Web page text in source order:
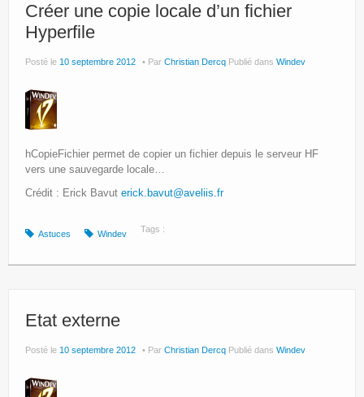
Site Principal
Politique de confidentialité
Créer une copie locale d’un fichier
Hyperfile
Posté le 10 septembre 2012 Par Christian Dercq Publié dans Windev
hCopieFichier permet de copier un fichier depuis le serveur HF
vers une sauvegarde locale…
Crédit : Erick Bavut erick.bavut@aveliis.fr
Tags :
Astuces Windev
Etat externe
Posté le 10 septembre 2012 Par Christian Dercq Publié dans Windev